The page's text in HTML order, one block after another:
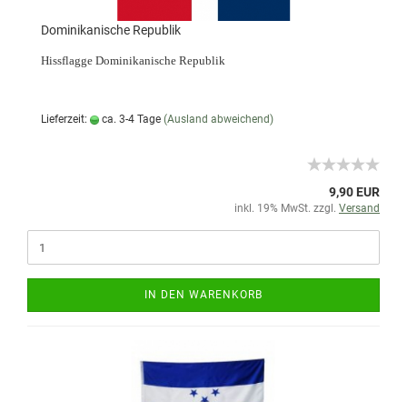
Dominikanische Republik
Hissflagge Dominikanische Republik
Lieferzeit: ca. 3-4 Tage (Ausland abweichend)
9,90 EUR
inkl. 19% MwSt. zzgl. Versand
IN DEN WARENKORB